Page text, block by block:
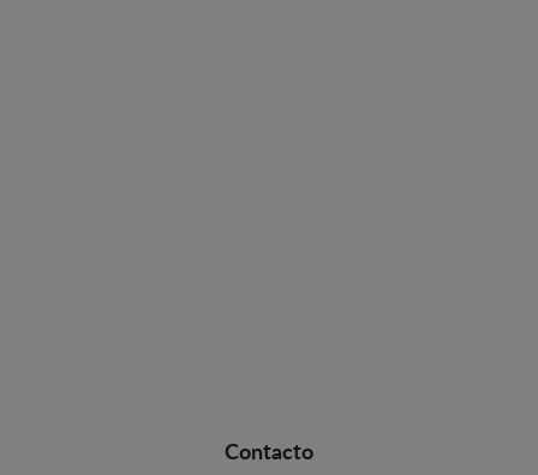
Contacto